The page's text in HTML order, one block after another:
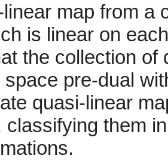
map from a
is linear on
the collection of
space pre-dual
quasi-linear
classifying them